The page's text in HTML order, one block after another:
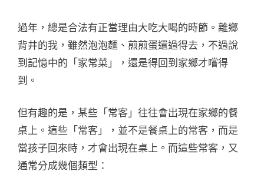
過年，總是合法有正當理由大吃大喝的時節。離鄉
背井的我，雖然泡泡麵、煎煎蛋還過得去，不過說
到記憶中的「家常菜」，還是得回到家鄉才嚐得
到。
但有趣的是，某些「常客」往往會出現在家鄉的餐
桌上。這些「常客」，並不是餐桌上的常客，而是
當孩子回來時，才會出現在桌上。而這些常客，又
通常分成幾個類型：